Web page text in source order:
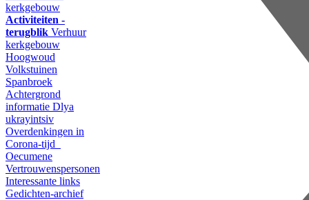
kerkgebouw
Activiteiten -
terugblik Verhuur
kerkgebouw
Hoogwoud
Volkstuinen
Spanbroek
Achtergrond
informatie Dlya
ukrayintsiv
Overdenkingen in
Corona-tijd
Oecumene
Vertrouwenspersonen
Interessante links
Gedichten-archief